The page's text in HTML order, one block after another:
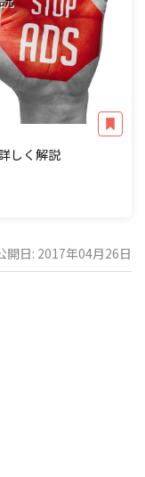
しく解説
開日: 2017年04月26日